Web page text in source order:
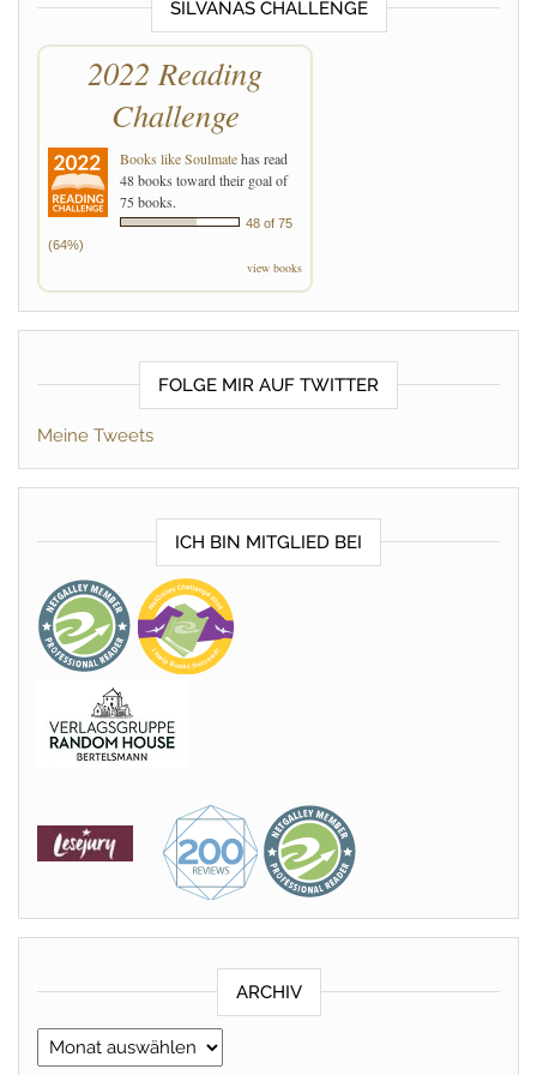
SILVANAS CHALLENGE
2022 Reading
Challenge
Books like Soulmatehas read
48 books toward their goal of
75 books.
48 of 75
(64%)
view books
FOLGE MIR AUF TWITTER
Meine Tweets
ICH BIN MITGLIED BEI
ARCHIV
Archiv